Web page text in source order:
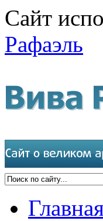
Сайт
Рафаэль